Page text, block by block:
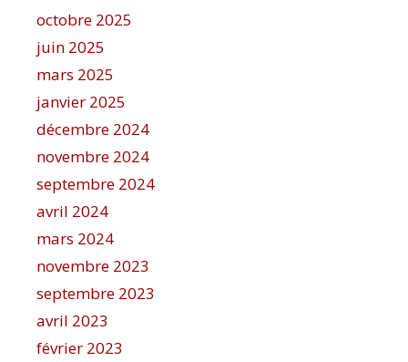
octobre 2025
juin 2025
mars 2025
janvier 2025
décembre 2024
novembre 2024
septembre 2024
avril 2024
mars 2024
novembre 2023
septembre 2023
avril 2023
février 2023